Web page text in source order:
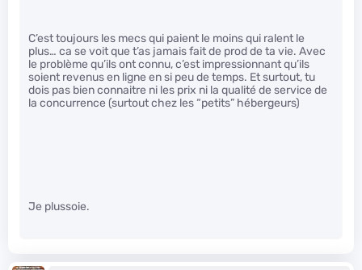
C’est toujours les mecs qui paient le moins qui ralent le
plus… ca se voit que t’as jamais fait de prod de ta vie. Avec
le problème qu’ils ont connu, c’est impressionnant qu’ils
soient revenus en ligne en si peu de temps. Et surtout, tu
dois pas bien connaitre ni les prix ni la qualité de service de
la concurrence (surtout chez les “petits” hébergeurs)
Je plussoie.